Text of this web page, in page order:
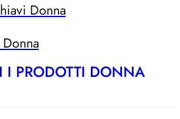
Donna
I PRODOTTI DONNA